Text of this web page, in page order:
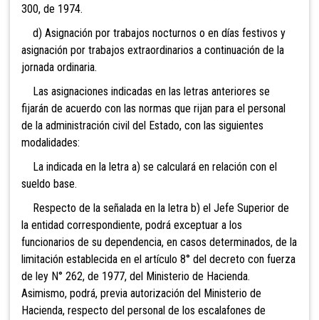
300, de 1974.
d) Asignación por trabajos nocturnos o en días festivos y
asignación por trabajos extraordinarios a continuación de la
jornada ordinaria.
Las asignaciones indicadas en las letras anteriores se
fijarán de acuerdo con las normas que rijan para el personal
de la administración civil del Estado, con las siguientes
modalidades:
La indicada en la letra a) se calculará en relación con el
sueldo base.
Respecto de la señalada en la letra b) el Jefe Superior de
la entidad correspondiente, podrá exceptuar a los
funcionarios de su dependencia, en casos determinados, de la
limitación establecida en el artículo 8° del decreto con fuerza
de ley N° 262, de 1977, del Ministerio de Hacienda.
Asimismo, podrá, previa autorización del Ministerio de
Hacienda, respecto del personal de los escalafones de